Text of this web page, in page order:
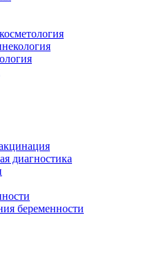
диагностика
беременности